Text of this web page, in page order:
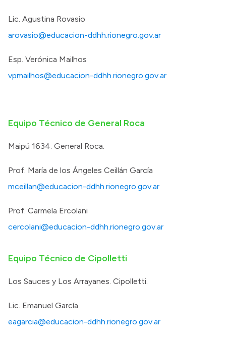
Lic. Agustina Rovasio
arovasio@educacion-ddhh.rionegro.gov.ar
Esp. Verónica Mailhos
vpmailhos@educacion-ddhh.rionegro.gov.ar
Equipo Técnico de General Roca
Maipú 1634. General Roca.
Prof. María de los Ángeles Ceillán García
mceillan@educacion-ddhh.rionegro.gov.ar
Prof. Carmela Ercolani
cercolani@educacion-ddhh.rionegro.gov.ar
Equipo Técnico de Cipolletti
Los Sauces y Los Arrayanes. Cipolletti.
Lic. Emanuel García
eagarcia@educacion-ddhh.rionegro.gov.ar